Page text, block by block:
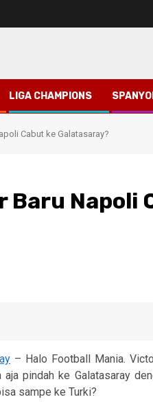
LIGA CHAMPIONS
Cabut ke Galatasaray?
Napoli
– Halo Football Mania.
pindah ke Galatasaray
sampe ke Turki?